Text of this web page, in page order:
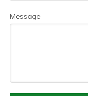
Message